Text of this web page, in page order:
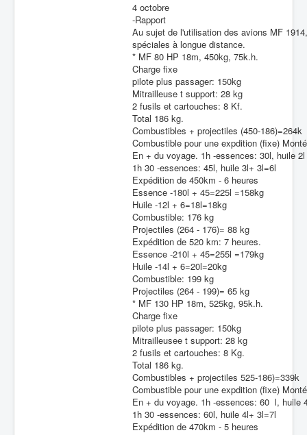
4 octobre
-Rapport
Au sujet de l'utilisation des avions MF
spéciales à longue distance.
* MF 80 HP 18m, 450kg, 75k.h.
Charge fixe
pilote plus passager: 150kg
Mitrailleuse t support: 28 kg
2 fusils et cartouches: 8 Kf.
Total 186 kg.
Combustibles + projectiles (450-186)=264k
Combustible pour une expdition (fixe)
En + du voyage. 1h -essences: 30l, huile 2l
1h 30 -essences: 45l, huile 3l+ 3l=6l
Expédition de 450km - 6 heures
Essence -180l + 45=225l =158kg
Huile -12l + 6=18l=18kg
Combustible: 176 kg
Projectiles (264 - 176)= 88 kg
Expédition de 520 km: 7 heures.
Essence -210l + 45=255l =179kg
Huile -14l + 6=20l=20kg
Combustible: 199 kg
Projectiles (264 - 199)= 65 kg
* MF 130 HP 18m, 525kg, 95k.h.
Charge fixe
pilote plus passager: 150kg
Mitrailleusee t support: 28 kg
2 fusils et cartouches: 8 Kg.
Total 186 kg.
Combustibles + projectiles 525-186)=339k
Combustible pour une expdition (fixe)
En + du voyage. 1h -essences: 60 l, huile
1h 30 -essences: 60l, huile 4l+ 3l=7l
Expédition de 470km - 5 heures